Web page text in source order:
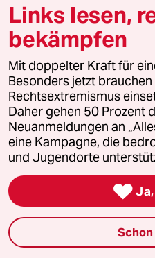
11 Kommentare
Die Kommentarfunktion
geschlossen.
Wir öffnen die
Artikeln für etwa drei Tage
Links lesen,
bekämpfen
Mit doppelter Kraft für
Besonders jetzt
Rechtsextremismus
Daher gehen 50 Prozent
Neuanmeldungen an
eine Kampagne, die
und Jugendorte
